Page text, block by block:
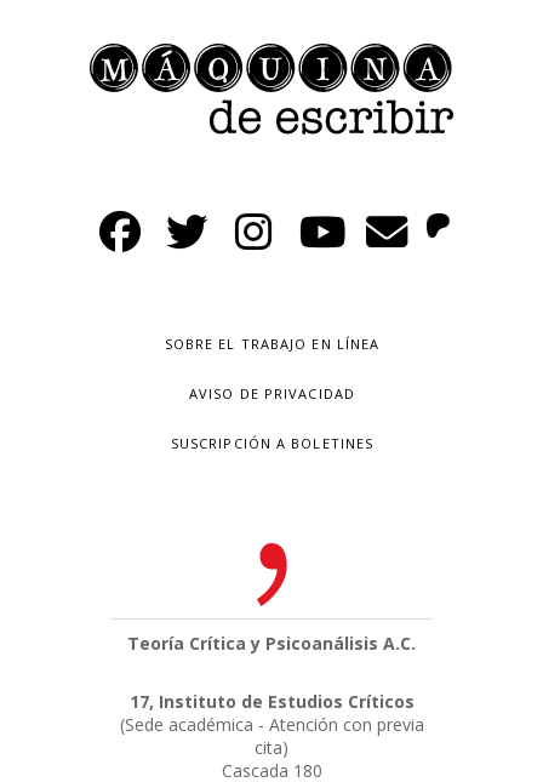
SOBRE EL TRABAJO EN LÍNEA
AVISO DE PRIVACIDAD
SUSCRIPCIÓN A BOLETINES
Teoría Crítica y Psicoanálisis A.C.
17, Instituto de Estudios Críticos
(Sede académica - Atención con previa
cita)
Cascada 180